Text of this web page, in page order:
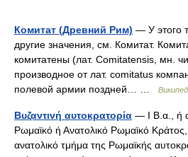
Комитат (Древний Рим) — У этого
другие значения, см. Комитат.
комитатены (лат. Comitatensis, мн.
производное от лат. comitatus
полевой армии поздней… …
Βυζαντινή αυτοκρατορία — I Β.α., ή
Ρωμαϊκό ή Ανατολικό Ρωμαϊκό Κράτος,
ανατολικό τμήμα της Ρωμαϊκής